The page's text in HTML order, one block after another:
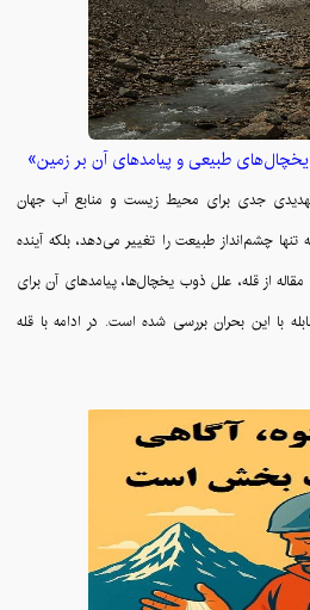
طبیعی و پیامدهای آن بر زمین»
جدی برای محیط زیست و منابع آب جهان
چشم‌انداز طبیعت را تغییر می‌دهد، بلکه آینده
از قله، علل ذوب یخچال‌ها، پیامدهای آن برای
با این بحران بررسی شده است. در ادامه با قله